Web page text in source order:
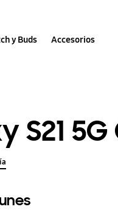
y Buds Accesorios
S21